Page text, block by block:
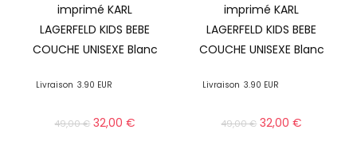
imprimé KARL
LAGERFELD KIDS BEBE
COUCHE UNISEXE Blanc
Livraison 3.90 EUR
49,00€ 32,00€
imprimé KARL
LAGERFELD KIDS BEBE
COUCHE UNISEXE Blanc
Livraison 3.90 EUR
49,00€ 32,00€